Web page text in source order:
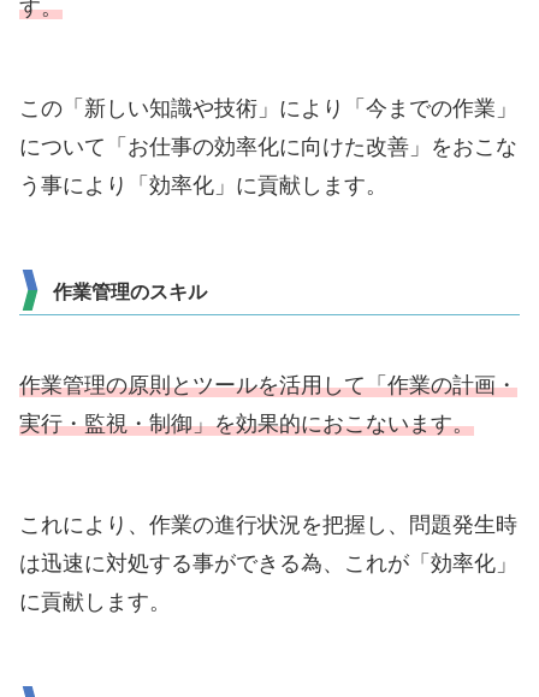
す。
この「新しい知識や技術」により「今までの作業」
について「お仕事の効率化に向けた改善」をおこな
う事により「効率化」に貢献します。
作業管理のスキル
作業管理の原則とツールを活用して「作業の計画・
実行・監視・制御」を効果的におこないます。
これにより、作業の進行状況を把握し、問題発生時
は迅速に対処する事ができる為、これが「効率化」
に貢献します。